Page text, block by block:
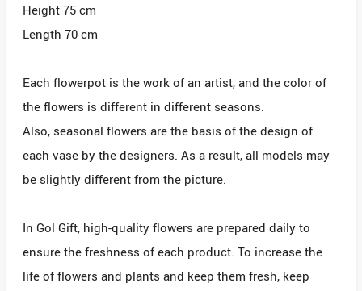
Height 75 cm
Length 70 cm
Each flowerpot is the work of an artist, and the color of
the flowers is different in different seasons.
Also, seasonal flowers are the basis of the design of
each vase by the designers. As a result, all models may
be slightly different from the picture.
In Gol Gift, high-quality flowers are prepared daily to
ensure the freshness of each product. To increase the
life of flowers and plants and keep them fresh, keep